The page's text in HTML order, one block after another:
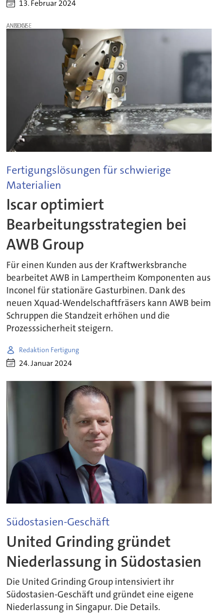
13. Februar 2024
ANZEIGE
Fertigungslösungen für schwierige
Materialien
Iscar optimiert
Bearbeitungsstrategien bei
AWB Group
Für einen Kunden aus der Kraftwerksbranche
bearbeitet AWB in Lampertheim Komponenten aus
Inconel für stationäre Gasturbinen. Dank des
neuen Xquad-Wendelschaftfräsers kann AWB beim
Schruppen die Standzeit erhöhen und die
Prozesssicherheit steigern.
Redaktion Fertigung
24. Januar 2024
Südostasien-Geschäft
United Grinding gründet
Niederlassung in Südostasien
Die United Grinding Group intensiviert ihr
Südostasien-Geschäft und gründet eine eigene
Niederlassung in Singapur. Die Details.